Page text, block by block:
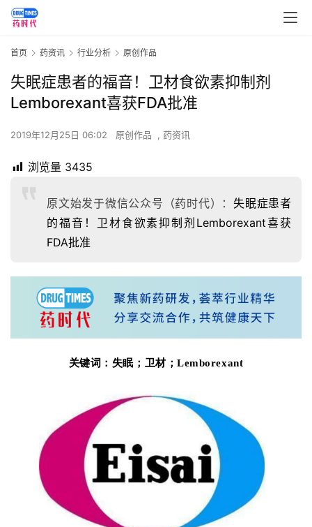
首页 药资讯 行业分析 原创作品
失眠症患者的福音！卫材食欲素抑制剂
Lemborexant喜获FDA批准
2019年12月25日 06:02 原创作品 , 药资讯
浏览量 3435
原文始发于微信公众号（药时代）： 失眠症患者
的福音！卫材食欲素抑制剂Lemborexant喜获
FDA批准
关键词： 失眠； 卫材；Lemborexant